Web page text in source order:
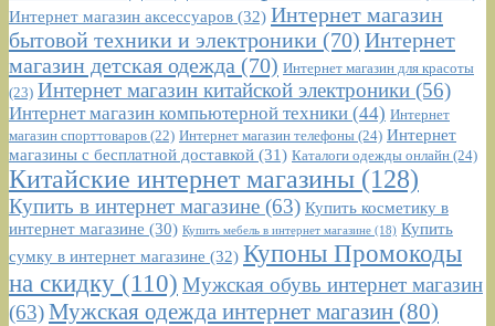
Интернет магазин аксессуаров (32) Интернет магазин
бытовой техники и электроники (70) Интернет
магазин детская одежда (70) Интернет магазин для красоты
(23) Интернет магазин китайской электроники (56)
Интернет магазин компьютерной техники (44) Интернет
магазин спорттоваров (22) Интернет магазин телефоны (24) Интернет
магазины с бесплатной доставкой (31) Каталоги одежды онлайн (24)
Китайские интернет магазины (128)
Купить в интернет магазине (63) Купить косметику в
интернет магазине (30) Купить мебель в интернет магазине (18) Купить
сумку в интернет магазине (32) Купоны Промокоды
на скидку (110) Мужская обувь интернет магазин
(63)Мужская одежда интернет магазин (80)